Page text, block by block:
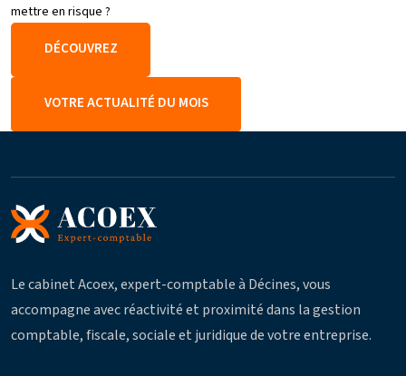
mettre en risque ?
DÉCOUVREZ
VOTRE ACTUALITÉ DU MOIS
Le cabinet Acoex, expert-comptable à Décines, vous
accompagne avec réactivité et proximité dans la gestion
comptable, fiscale, sociale et juridique de votre entreprise.